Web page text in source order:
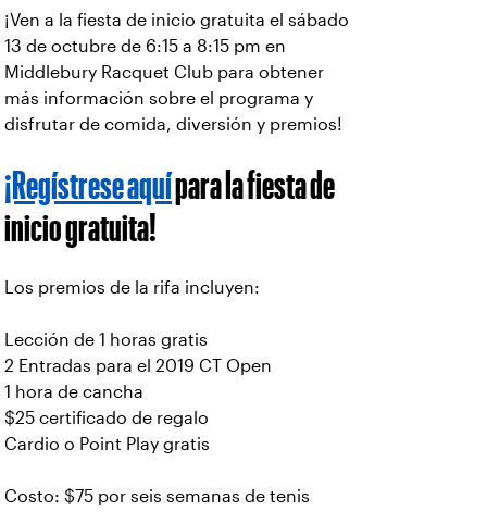
¡Ven a la fiesta de inicio gratuita el sábado
13 de octubre de 6:15 a 8:15 pm en
Middlebury Racquet Club para obtener
más información sobre el programa y
disfrutar de comida, diversión y premios!
¡Regístrese aquípara la fiesta de
inicio gratuita!
Los premios de la rifa incluyen:
Lección de 1 horas gratis
2 Entradas para el 2019 CT Open
1 hora de cancha
$25 certificado de regalo
Cardio o Point Play gratis
Costo: $75 por seis semanas de tenis